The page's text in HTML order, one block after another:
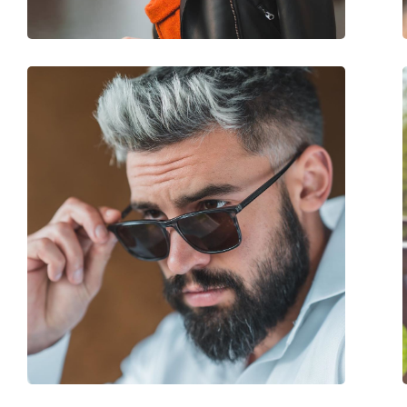
Balama flexibilă:
Nu
Accesorii
Suport:
Nu
Lavetă pentru curățat:
Da
Bărbați
Categorie:
Ochelari de soare
Brand:
Polaroid
Utilizare:
Modă
Cod:
PLD 2115/F/S 807